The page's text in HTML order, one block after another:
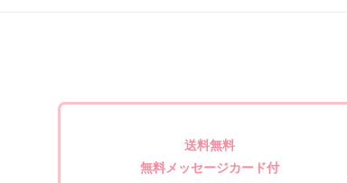
送料無料
無料メッセージカード付